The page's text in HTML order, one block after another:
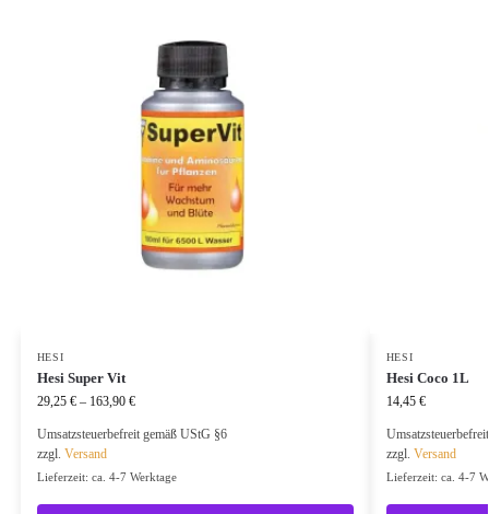
HESI
Hesi Super Vit
29,25 € – 163,90 €
Umsatzsteuerbefreit gemäß UStG §6
zzgl. Versand
Lieferzeit: ca. 4-7 Werktage
HESI
Hesi Coco 1L
14,45 €
zzgl. Versand
Lieferzeit: ca. 4-7